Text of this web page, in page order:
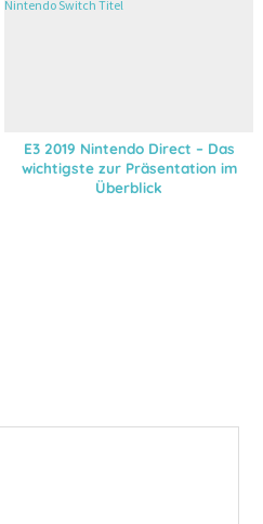
E3 2019 Nintendo Direct – Das
wichtigste zur Präsentation im
Überblick